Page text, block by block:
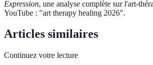
Expression, une analyse complète sur l'art-
YouTube : "art therapy healing 2026".
Articles similaires
Continuez votre lecture